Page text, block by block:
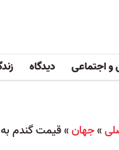
اجتماعی دیدگاه
»جهان»قیمت گندم به